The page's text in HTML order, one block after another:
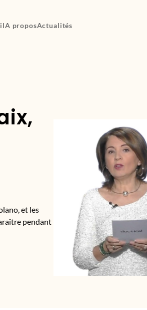
A proposActualités
et les
pendant